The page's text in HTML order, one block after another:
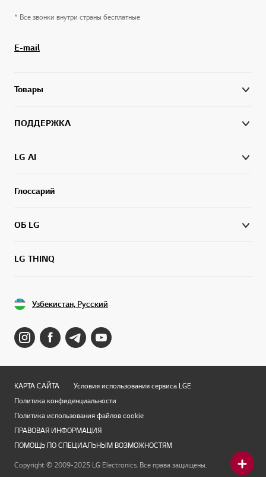
* Все звонки внутри страны бесплатные
E-mail
Товары
ПОДДЕРЖКА
LG AI
Глоссарий
ОБ LG
LG THINQ
Узбекистан, Русский
КАРТА САЙТА
Условия использования сервиса LGE
Политика конфиденциальности
Политика использования файлов cookie
ПРАВОВАЯ ИНФОРМАЦИЯ
ПОМОЩЬ ПО СПЕЦИАЛЬНЫМ ВОЗМОЖНОСТЯМ
Copyright © 2009-2025 LG Electronics. Все права защищены.